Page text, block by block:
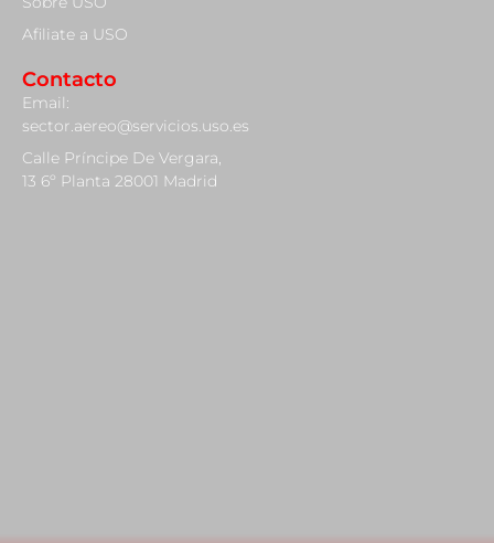
Afiliate a USO
Contacto
Email:
sector.aereo@servicios.uso.es
Calle Príncipe De Vergara,
13 6º Planta 28001 Madrid